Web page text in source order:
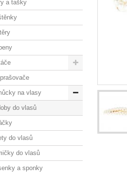
a tašky
na vlasy
do vlasů
do vlasů
do vlasů
a sponky